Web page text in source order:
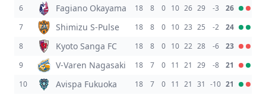
6
Fagiano Okayama 18 8 0 10 26 29 -3
26
7
Shimizu S-Pulse 18 8 0 10 23 25 -2
24
8
Kyoto Sanga FC 18 8 0 10 22 28 -6
23
9
V-Varen Nagasaki 18 7 0 11 21 29 -8
21
10
Avispa Fukuoka 18 7 0 11 21 31 -10 21